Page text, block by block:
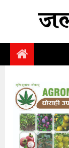
समाचार
समाज
राजनीति
आर्थिक
अन्तर्वार्ता
विचार